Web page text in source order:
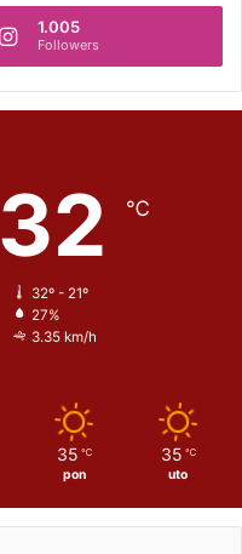
1.005
Followers
32 ℃
32º - 21º
27%
3.35 km/h
35 ℃
pon
35 ℃
uto